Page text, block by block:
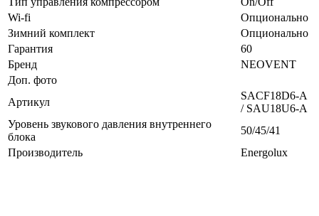
Wi-fi
Опционально
Зимний комплект
Опционально
Гарантия
60
Бренд
NEOVENT
Доп. фото
Артикул
SAСF18D6-A
/ SAU18U6-A
Уровень звукового давления внутреннего
блока
50/45/41
Производитель
Energolux